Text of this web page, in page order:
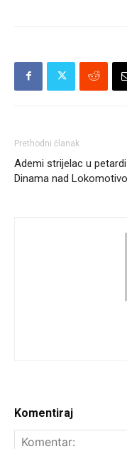
Prethodni članak
Ademi strijelac u petardi
Dinama nad
Komentiraj